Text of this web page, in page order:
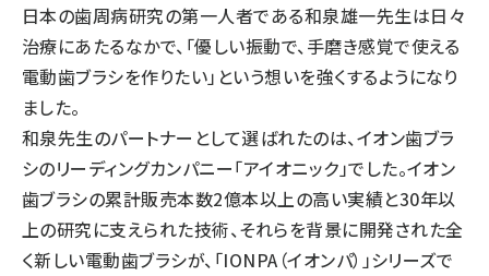
日本の歯周病研究の第一人者である和泉雄一先生は日々
治療にあたるなかで、「優しい振動で、手磨き感覚で使える
電動歯ブラシを作りたい」という想いを強くするようになり
ました。
和泉先生のパートナーとして選ばれたのは、イオン歯ブラ
シのリーディングカンパニー「アイオニック」でした。イオン
歯ブラシの累計販売本数2億本以上の高い実績と30年以
上の研究に支えられた技術、それらを背景に開発された全
く新しい電動歯ブラシが、「IONPA（イオンパ）」シリーズで